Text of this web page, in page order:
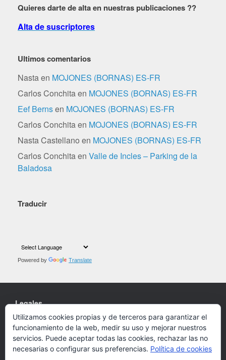
Quieres darte de alta en nuestras publicaciones ??
Alta de suscriptores
Ultimos comentarios
Nastaen MOJONES (BORNAS) ES-FR
Carlos Conchitaen MOJONES (BORNAS) ES-FR
Eef Bernsen MOJONES (BORNAS) ES-FR
Carlos Conchitaen MOJONES (BORNAS) ES-FR
Nasta Castellano en MOJONES (BORNAS) ES-FR
Carlos Conchitaen Valle de Incles – Parking de la
Baladosa
Traducir
Powered by Translate
Legales
Cookies
Política de privacidad
Utilizamos cookies propias y de terceros para garantizar el
funcionamiento de la web, medir su uso y mejorar nuestros
servicios. Puede aceptar todas las cookies, rechazar las no
necesarias o configurar sus preferencias. Política de cookies